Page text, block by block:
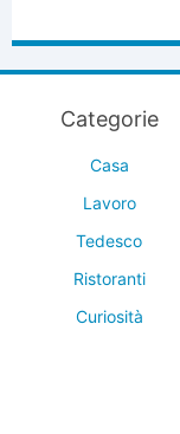
Categorie
Casa
Lavoro
Tedesco
Ristoranti
Curiosità